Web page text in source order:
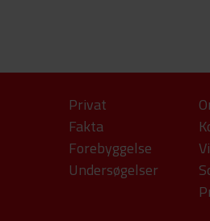
Privat
Fakta
Forebyggelse
Undersøgelser